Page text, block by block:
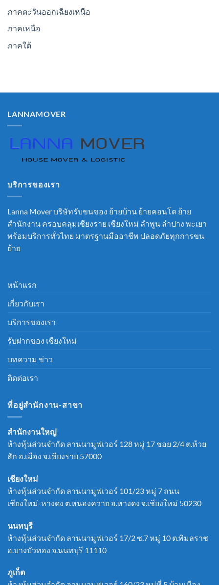
ภาคตะวันออกเฉียงเหนือ
ภาคเหนือ
ภาคใต้
LANNAMOVER
บริการของเรา
Lanna Mover บริษัทรับขนของ ย้ายบ้าน ย้ายคอนโด ย้าย
สำนักงาน ครอบคลุมเชียงราย เชียงใหม่ ลำพูน ลำปาง พะเยา
พร้อมบริการทั่วไทย มาตรฐานมืออาชีพ ปลอดภัยทุกการขน
ย้าย
หน้าแรก
เกี่ยวกับเรา
บริการของเรา
รับฝากของ เชียงใหม่
บทความ ข่าว
ติดต่อเรา
ที่อยู่สำนักงาน-สาขา
สำนักงานใหญ่
ห้างหุ้นส่วนจำกัด ลานนามูฟเวอร์ 128 หมู่ 17 ชอย 2/4 ต.ห้วย
สัก อ.เมือง จ.เชียงราย 57000
เชียงใหม่
ห้างหุ้นส่วนจำกัด ลานนามูฟเวอร์ 101/23 หมู่ 7 ถนน
เชียงใหม่-หางดง ต.หนองควาย อ.หางดง จ.เชียงใหม่ 50230
นนทบุรี
ห้างหุ้นส่วนจำกัด ลานนามูฟเวอร์ 17/2 ซ.7 หมู่ 10 ต.พิมลราช
อ.บางบัวทอง จ.นนทบุรี 11110
ภูเก็ต